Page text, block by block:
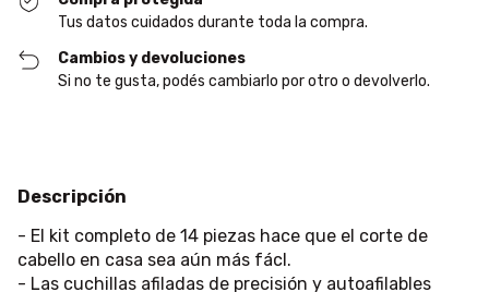
Tus datos cuidados durante toda la compra.
Cambios y devoluciones
Si no te gusta, podés cambiarlo por otro o devolverlo.
Descripción
- El kit completo de 14 piezas hace que el corte de
cabello en casa sea aún más fácl.
- Las cuchillas afiladas de precisión y autoafilables